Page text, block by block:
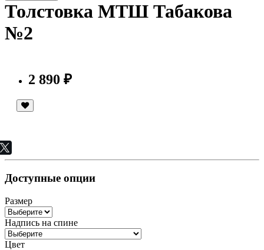
Толстовка МТШ Табакова
№2
2 890 ₽
Доступные опции
Размер
Надпись на спине
Цвет